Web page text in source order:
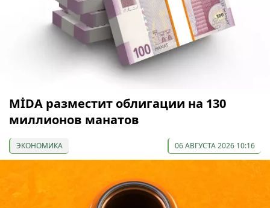
МİDA разместит облигации на 130
миллионов манатов
ЭКОНОМИКА 06 АВГУСТА 2026 10:16